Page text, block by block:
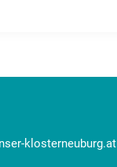
klosterneuburg.at